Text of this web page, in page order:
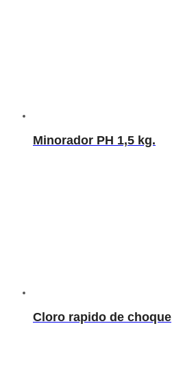
Minorador PH 1,5 kg.
Cloro rapido de choque